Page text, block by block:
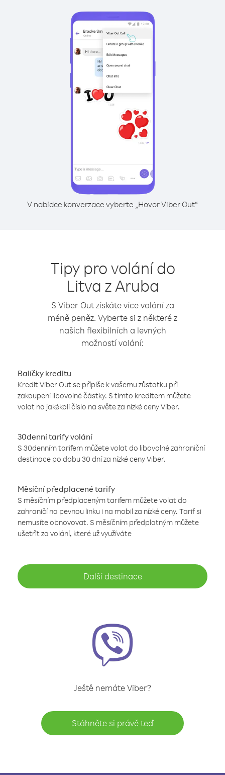
V nabídce konverzace vyberte „Hovor Viber Out“
Tipy pro volání do
Litva z Aruba
S Viber Out získáte více volání za
méně peněz. Vyberte si z některé z
našich flexibilních a levných
možností volání:
Balíčky kreditu
Kredit Viber Out se připíše k vašemu zůstatku při
zakoupení libovolné částky. S tímto kreditem můžete
volat na jakékoli číslo na světe za nízké ceny Viber.
30denní tarify volání
S 30denním tarifem můžete volat do libovolné zahraniční
destinace po dobu 30 dní za nízké ceny Viber.
Měsíční předplacené tarify
S měsíčním předplaceným tarifem můžete volat do
zahraničí na pevnou linku i na mobil za nízké ceny. Tarif si
nemusíte obnovovat. S měsíčním předplatným můžete
ušetřit za volání, které už využíváte
Další destinace
Ještě nemáte Viber?
Stáhněte si právě teď